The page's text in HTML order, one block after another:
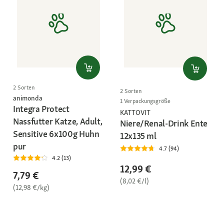
2 Sorten
animonda
Integra Protect
Nassfutter Katze, Adult,
Sensitive 6x100g Huhn
pur
4.2 (13)
7,79 €
(12,98 €/kg)
2 Sorten
1 Verpackungsgröße
KATTOVIT
Niere/Renal-Drink Ente
12x135 ml
4.7 (94)
12,99 €
(8,02 €/l)